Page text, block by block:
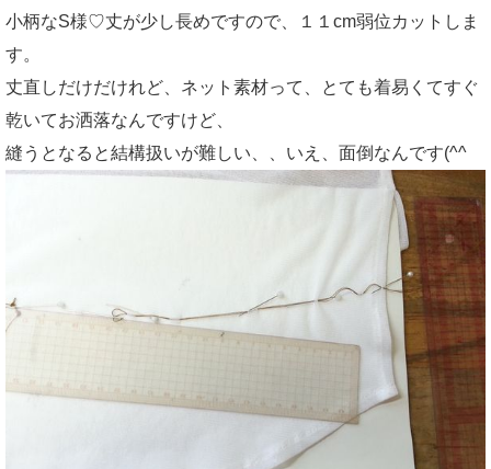
小柄なS様♡丈が少し長めですので、１１cm弱位カットしま
す。
丈直しだけだけれど、ネット素材って、とても着易くてすぐ
乾いてお洒落なんですけど、
縫うとなると結構扱いが難しい、、いえ、面倒なんです(^^ゞ